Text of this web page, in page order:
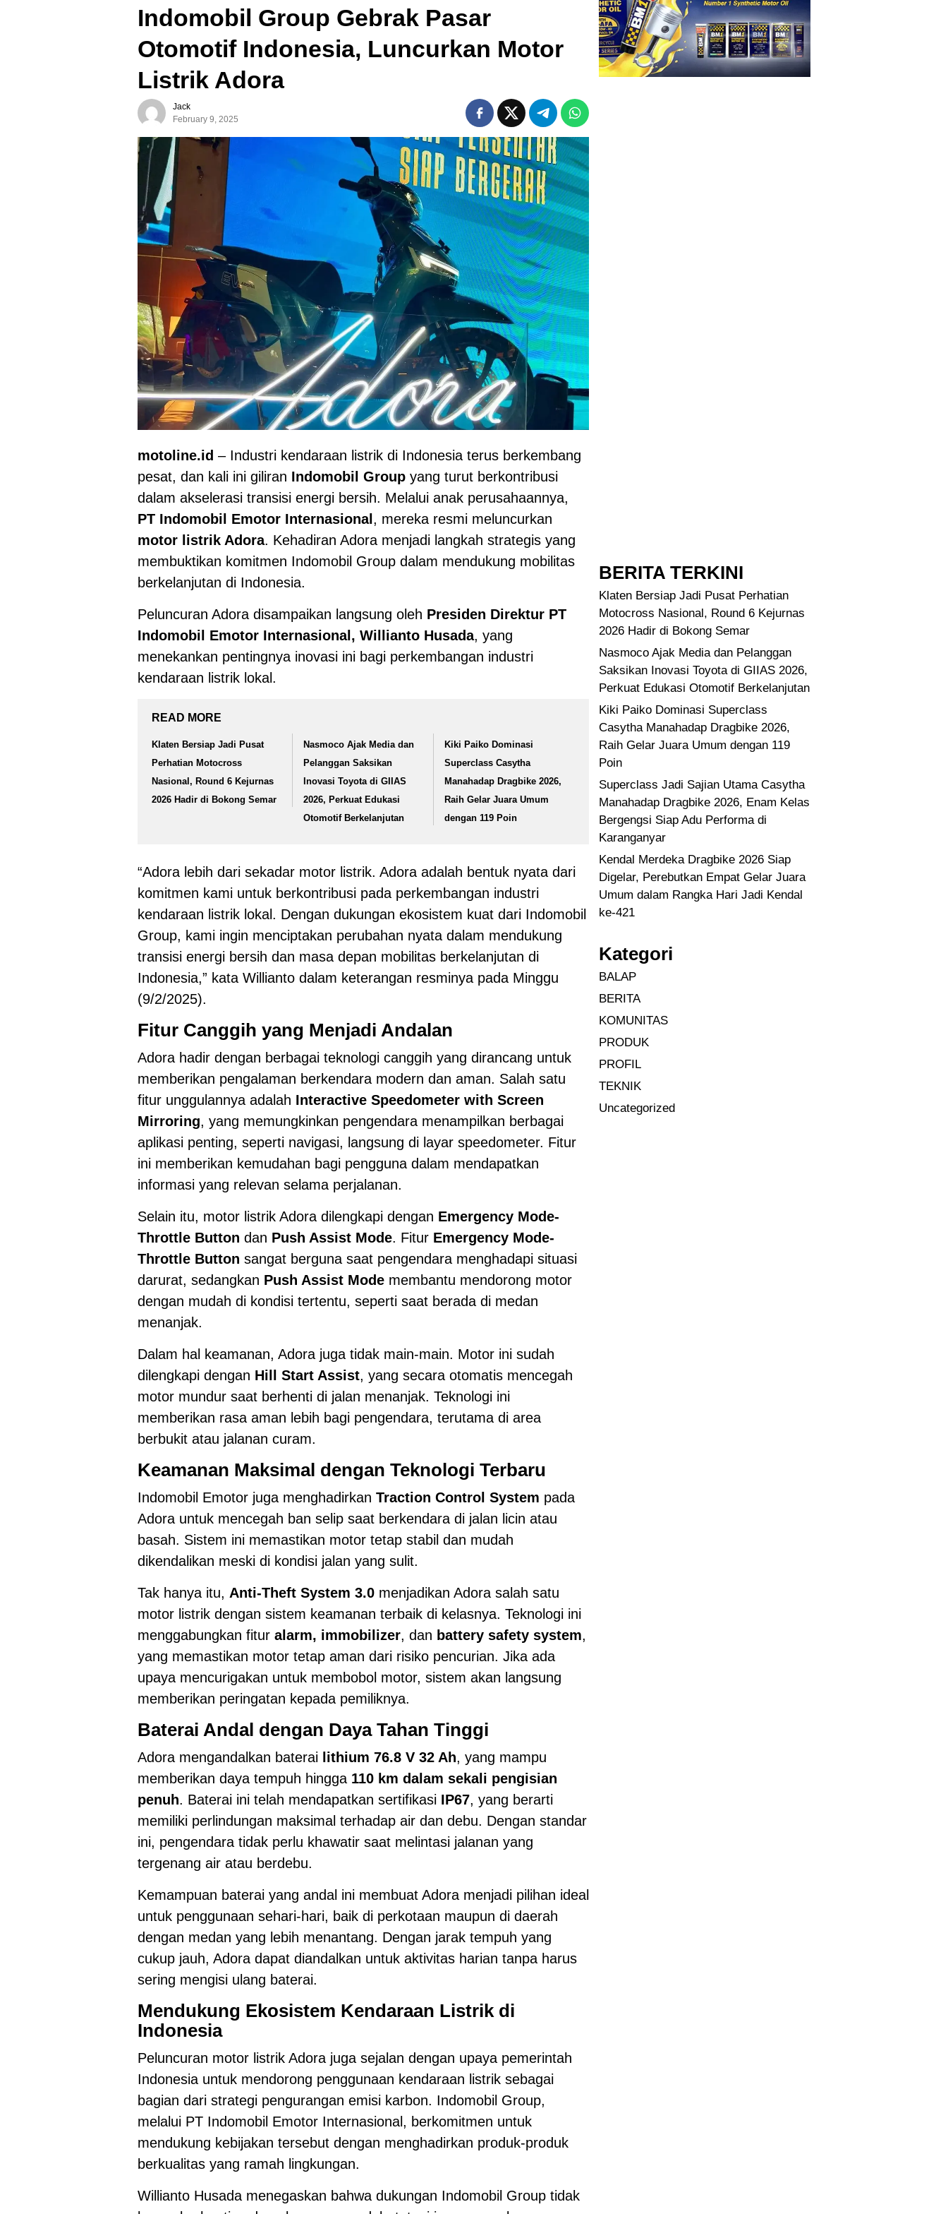
Indomobil Group Gebrak Pasar
Otomotif Indonesia, Luncurkan Motor
Listrik Adora
Jack
February 9, 2025
motoline.id – Industri kendaraan listrik di Indonesia terus berkembang
pesat, dan kali ini giliran Indomobil Group yang turut berkontribusi
dalam akselerasi transisi energi bersih. Melalui anak perusahaannya,
PT Indomobil Emotor Internasional , mereka resmi meluncurkan
motor listrik Adora. Kehadiran Adora menjadi langkah strategis yang
membuktikan komitmen Indomobil Group dalam mendukung mobilitas
berkelanjutan di Indonesia.
Peluncuran Adora disampaikan langsung oleh Presiden Direktur PT
Indomobil Emotor Internasional, Willianto Husada, yang
menekankan pentingnya inovasi ini bagi perkembangan industri
kendaraan listrik lokal.
READ MORE
Klaten Bersiap Jadi Pusat
Perhatian Motocross
Nasional, Round 6 Kejurnas
2026 Hadir di Bokong Semar
Nasmoco Ajak Media dan
Pelanggan Saksikan
Inovasi Toyota di GIIAS
2026, Perkuat Edukasi
Otomotif Berkelanjutan
Kiki Paiko Dominasi
Superclass Casytha
Manahadap Dragbike 2026,
Raih Gelar Juara Umum
dengan 119 Poin
“Adora lebih dari sekadar motor listrik. Adora adalah bentuk nyata dari
komitmen kami untuk berkontribusi pada perkembangan industri
kendaraan listrik lokal. Dengan dukungan ekosistem kuat dari Indomobil
Group, kami ingin menciptakan perubahan nyata dalam mendukung
transisi energi bersih dan masa depan mobilitas berkelanjutan di
Indonesia,” kata Willianto dalam keterangan resminya pada Minggu
(9/2/2025).
Fitur Canggih yang Menjadi Andalan
Adora hadir dengan berbagai teknologi canggih yang dirancang untuk
memberikan pengalaman berkendara modern dan aman. Salah satu
fitur unggulannya adalah Interactive Speedometer with Screen
Mirroring, yang memungkinkan pengendara menampilkan berbagai
aplikasi penting, seperti navigasi, langsung di layar speedometer. Fitur
ini memberikan kemudahan bagi pengguna dalam mendapatkan
informasi yang relevan selama perjalanan.
Selain itu, motor listrik Adora dilengkapi dengan Emergency Mode-
Throttle Button dan Push Assist Mode. Fitur Emergency Mode-
Throttle Button sangat berguna saat pengendara menghadapi situasi
darurat, sedangkan Push Assist Mode membantu mendorong motor
dengan mudah di kondisi tertentu, seperti saat berada di medan
menanjak.
Dalam hal keamanan, Adora juga tidak main-main. Motor ini sudah
dilengkapi dengan Hill Start Assist, yang secara otomatis mencegah
motor mundur saat berhenti di jalan menanjak. Teknologi ini
memberikan rasa aman lebih bagi pengendara, terutama di area
berbukit atau jalanan curam.
Keamanan Maksimal dengan Teknologi Terbaru
Indomobil Emotor juga menghadirkan Traction Control System pada
Adora untuk mencegah ban selip saat berkendara di jalan licin atau
basah. Sistem ini memastikan motor tetap stabil dan mudah
dikendalikan meski di kondisi jalan yang sulit.
Tak hanya itu, Anti-Theft System 3.0 menjadikan Adora salah satu
motor listrik dengan sistem keamanan terbaik di kelasnya. Teknologi ini
menggabungkan fitur alarm, immobilizer, dan battery safety system,
yang memastikan motor tetap aman dari risiko pencurian. Jika ada
upaya mencurigakan untuk membobol motor, sistem akan langsung
memberikan peringatan kepada pemiliknya.
Baterai Andal dengan Daya Tahan Tinggi
Adora mengandalkan baterai lithium 76.8 V 32 Ah, yang mampu
memberikan daya tempuh hingga 110 km dalam sekali pengisian
penuh. Baterai ini telah mendapatkan sertifikasi IP67, yang berarti
memiliki perlindungan maksimal terhadap air dan debu. Dengan standar
ini, pengendara tidak perlu khawatir saat melintasi jalanan yang
tergenang air atau berdebu.
Kemampuan baterai yang andal ini membuat Adora menjadi pilihan ideal
untuk penggunaan sehari-hari, baik di perkotaan maupun di daerah
dengan medan yang lebih menantang. Dengan jarak tempuh yang
cukup jauh, Adora dapat diandalkan untuk aktivitas harian tanpa harus
sering mengisi ulang baterai.
Mendukung Ekosistem Kendaraan Listrik di
Indonesia
Peluncuran motor listrik Adora juga sejalan dengan upaya pemerintah
Indonesia untuk mendorong penggunaan kendaraan listrik sebagai
bagian dari strategi pengurangan emisi karbon. Indomobil Group,
melalui PT Indomobil Emotor Internasional, berkomitmen untuk
mendukung kebijakan tersebut dengan menghadirkan produk-produk
berkualitas yang ramah lingkungan.
Willianto Husada menegaskan bahwa dukungan Indomobil Group tidak
BERITA TERKINI
Klaten Bersiap Jadi Pusat Perhatian
Motocross Nasional, Round 6 Kejurnas
2026 Hadir di Bokong Semar
Nasmoco Ajak Media dan Pelanggan
Saksikan Inovasi Toyota di GIIAS 2026,
Perkuat Edukasi Otomotif Berkelanjutan
Kiki Paiko Dominasi Superclass
Casytha Manahadap Dragbike 2026,
Raih Gelar Juara Umum dengan 119
Poin
Superclass Jadi Sajian Utama Casytha
Manahadap Dragbike 2026, Enam Kelas
Bergengsi Siap Adu Performa di
Karanganyar
Kendal Merdeka Dragbike 2026 Siap
Digelar, Perebutkan Empat Gelar Juara
Umum dalam Rangka Hari Jadi Kendal
ke-421
Kategori
BALAP
BERITA
KOMUNITAS
PRODUK
PROFIL
TEKNIK
Uncategorized